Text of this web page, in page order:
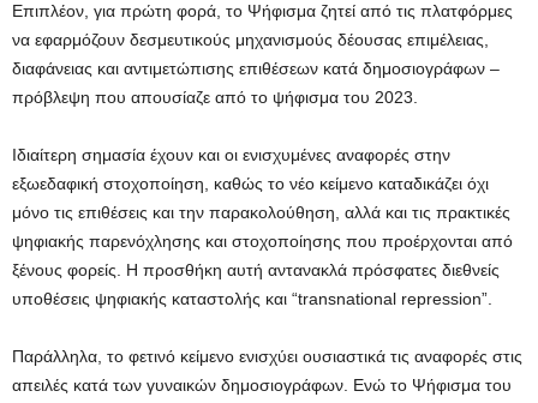
Επιπλέον, για πρώτη φορά, το Ψήφισμα ζητεί από τις πλατφόρμες
να εφαρμόζουν δεσμευτικούς μηχανισμούς δέουσας επιμέλειας,
διαφάνειας και αντιμετώπισης επιθέσεων κατά δημοσιογράφων –
πρόβλεψη που απουσίαζε από το ψήφισμα του 2023.
Ιδιαίτερη σημασία έχουν και οι ενισχυμένες αναφορές στην
εξωεδαφική στοχοποίηση, καθώς το νέο κείμενο καταδικάζει όχι
μόνο τις επιθέσεις και την παρακολούθηση, αλλά και τις πρακτικές
ψηφιακής παρενόχλησης και στοχοποίησης που προέρχονται από
ξένους φορείς. Η προσθήκη αυτή αντανακλά πρόσφατες διεθνείς
υποθέσεις ψηφιακής καταστολής και “transnational repression”.
Παράλληλα, το φετινό κείμενο ενισχύει ουσιαστικά τις αναφορές στις
απειλές κατά των γυναικών δημοσιογράφων. Ενώ το Ψήφισμα του